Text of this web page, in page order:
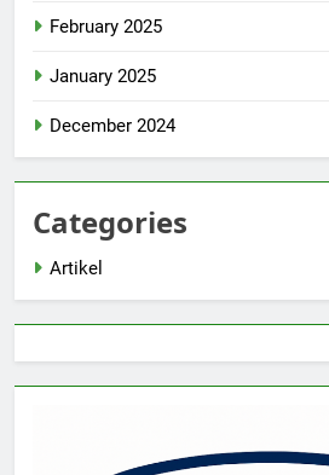
February 2025
January 2025
December 2024
Categories
Artikel